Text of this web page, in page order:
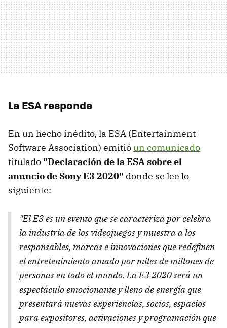
La ESA responde
En un hecho inédito, la ESA (Entertainment
Software Association) emitióun comunicado
titulado "Declaración de la ESA sobre el
anuncio de Sony E3 2020" donde se lee lo
siguiente:
"El E3 es un evento que se caracteriza por celebra
la industria de los videojuegos y muestra a los
responsables, marcas e innovaciones que redefinen
el entretenimiento amado por miles de millones de
personas en todo el mundo. La E3 2020 será un
espectáculo emocionante y lleno de energía que
presentará nuevas experiencias, socios, espacios
para expositores, activaciones y programación que